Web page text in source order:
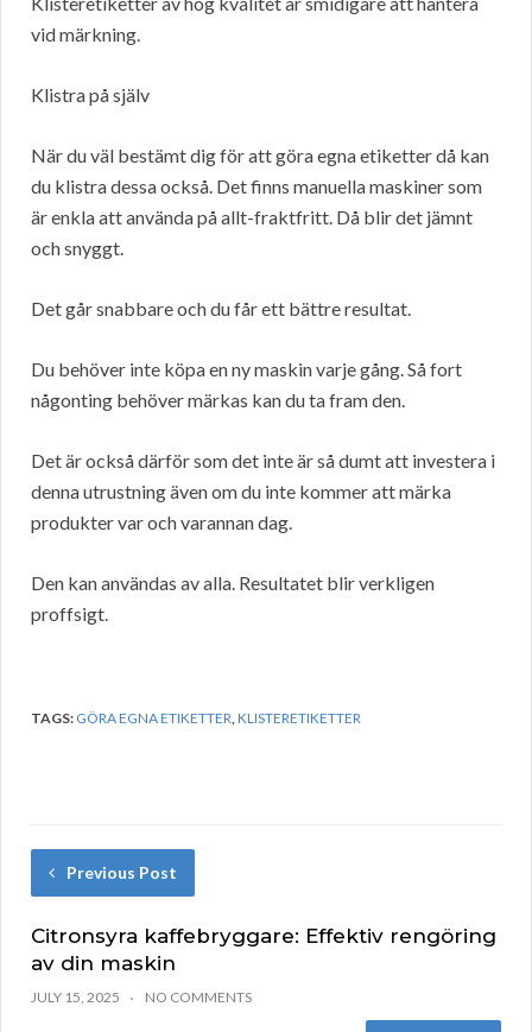
vid märkning.
Klistra på själv
När du väl bestämt dig för att göra egna etiketter då kan
du klistra dessa också. Det finns manuella maskiner som
är enkla att använda på allt-fraktfritt. Då blir det jämnt
och snyggt.
Det går snabbare och du får ett bättre resultat.
Du behöver inte köpa en ny maskin varje gång. Så fort
någonting behöver märkas kan du ta fram den.
Det är också därför som det inte är så dumt att investera i
denna utrustning även om du inte kommer att märka
produkter var och varannan dag.
Den kan användas av alla. Resultatet blir verkligen
proffsigt.
TAGS: GÖRA EGNA ETIKETTER,KLISTERETIKETTER
Previous Post
Citronsyra kaffebryggare: Effektiv rengöring
av din maskin
JULY 15, 2025 NO COMMENTS